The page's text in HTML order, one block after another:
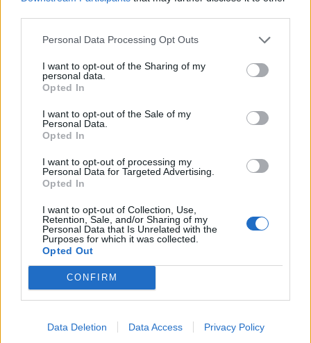
Personal Data Processing Opt Outs
I want to opt-out of the Sharing of my
personal data.
Opted In
I want to opt-out of the Sale of my
Personal Data.
Opted In
I want to opt-out of processing my
Personal Data for Targeted Advertising.
Opted In
I want to opt-out of Collection, Use,
Retention, Sale, and/or Sharing of my
Personal Data that Is Unrelated with the
Purposes for which it was collected.
Opted Out
CONFIRM
Data Deletion Data Access Privacy Policy
čest simptom i obično nema razloga za brigu, ali bi trebalo
ustima ili ako vam se hrana ili tečnost vraćaju nazad u usta.
Možda vam masa blokira usta i to ne samo jedna.
Bol u uhu može biti iznenađujuć simptom raka usta, zato
da bol u ušima ukazuje na problem u usnoj duplji. Nervi na
ovaj način komuniciraju sa zadnjom stranom jezika i
ušima, zbog čega uši prve osjete bol.